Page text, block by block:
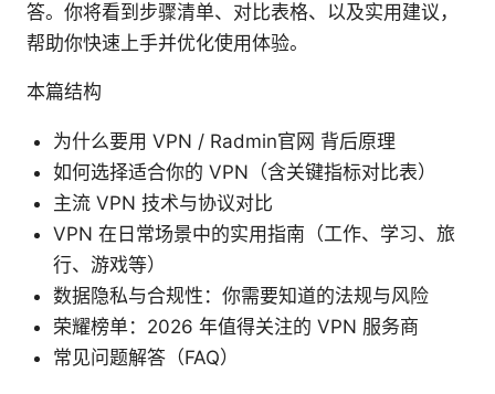
答。你将看到步骤清单、对比表格、以及实用建议，
帮助你快速上手并优化使用体验。
本篇结构
为什么要用 VPN / Radmin官网 背后原理
如何选择适合你的 VPN（含关键指标对比表）
主流 VPN 技术与协议对比
VPN 在日常场景中的实用指南（工作、学习、旅
行、游戏等）
数据隐私与合规性：你需要知道的法规与风险
荣耀榜单：2026 年值得关注的 VPN 服务商
常见问题解答（FAQ）